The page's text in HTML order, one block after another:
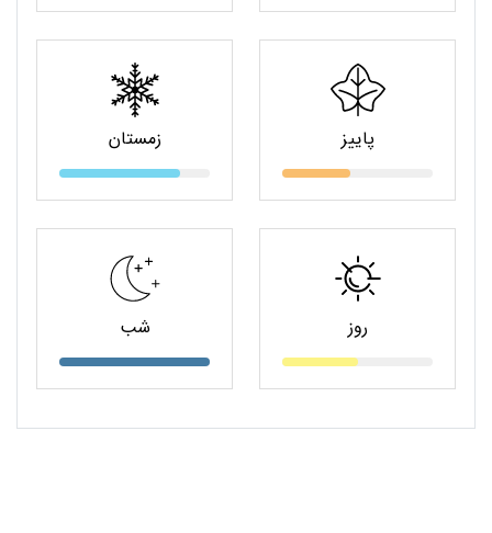
پاییز زمستان
روز شب